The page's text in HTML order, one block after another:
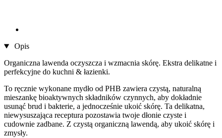
Opis
Organiczna lawenda oczyszcza i wzmacnia skórę. Ekstra delikatne i
perfekcyjne do kuchni & łazienki.
To ręcznie wykonane mydło od PHB zawiera czystą, naturalną
mieszankę bioaktywnych składników czynnych, aby dokładnie
usunąć brud i bakterie, a jednocześnie ukoić skórę. Ta delikatna,
niewysuszająca receptura pozostawia twoje dłonie czyste i
cudownie zadbane. Z czystą organiczną lawendą, aby ukoić skórę i
zmysły.